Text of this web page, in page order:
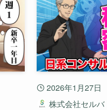
2026年1月27日
株式会社セルバ